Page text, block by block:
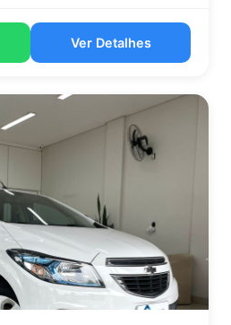
Ver Detalhes